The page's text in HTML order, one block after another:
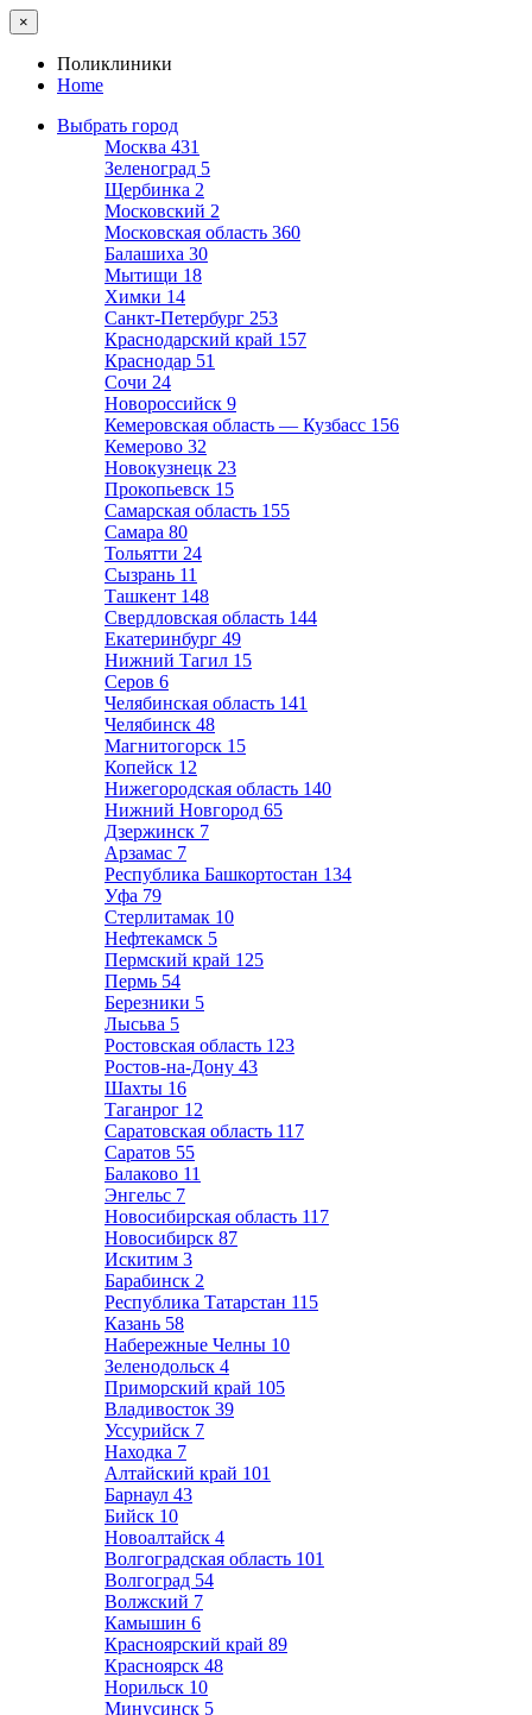
×
Поликлиники
Home
Выбрать город
Москва 431
Зеленоград 5
Щербинка 2
Московский 2
Московская область 360
Балашиха 30
Мытищи 18
Химки 14
Санкт-Петербург 253
Краснодарский край 157
Краснодар 51
Сочи 24
Новороссийск 9
Кемеровская область — Кузбасс 156
Кемерово 32
Новокузнецк 23
Прокопьевск 15
Самарская область 155
Самара 80
Тольятти 24
Сызрань 11
Ташкент 148
Свердловская область 144
Екатеринбург 49
Нижний Тагил 15
Серов 6
Челябинская область 141
Челябинск 48
Магнитогорск 15
Копейск 12
Нижегородская область 140
Нижний Новгород 65
Дзержинск 7
Арзамас 7
Республика Башкортостан 134
Уфа 79
Стерлитамак 10
Нефтекамск 5
Пермский край 125
Пермь 54
Березники 5
Лысьва 5
Ростовская область 123
Ростов-на-Дону 43
Шахты 16
Таганрог 12
Саратовская область 117
Саратов 55
Балаково 11
Энгельс 7
Новосибирская область 117
Новосибирск 87
Искитим 3
Барабинск 2
Республика Татарстан 115
Казань 58
Набережные Челны 10
Зеленодольск 4
Приморский край 105
Владивосток 39
Уссурийск 7
Находка 7
Алтайский край 101
Барнаул 43
Бийск 10
Новоалтайск 4
Волгоградская область 101
Волгоград 54
Волжский 7
Камышин 6
Красноярский край 89
Красноярск 48
Норильск 10
Минусинск 5